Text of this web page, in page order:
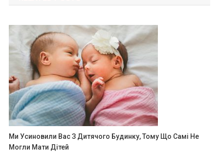
Ми Усиновили Вас З Дитячого Будинку, Тому Що Самі Не
Могли Мати Дітей